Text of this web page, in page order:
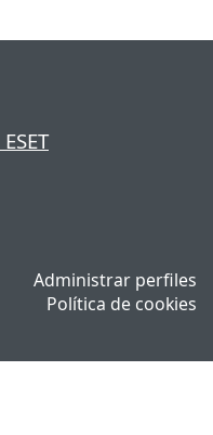
Administrar perfiles
Política de cookies